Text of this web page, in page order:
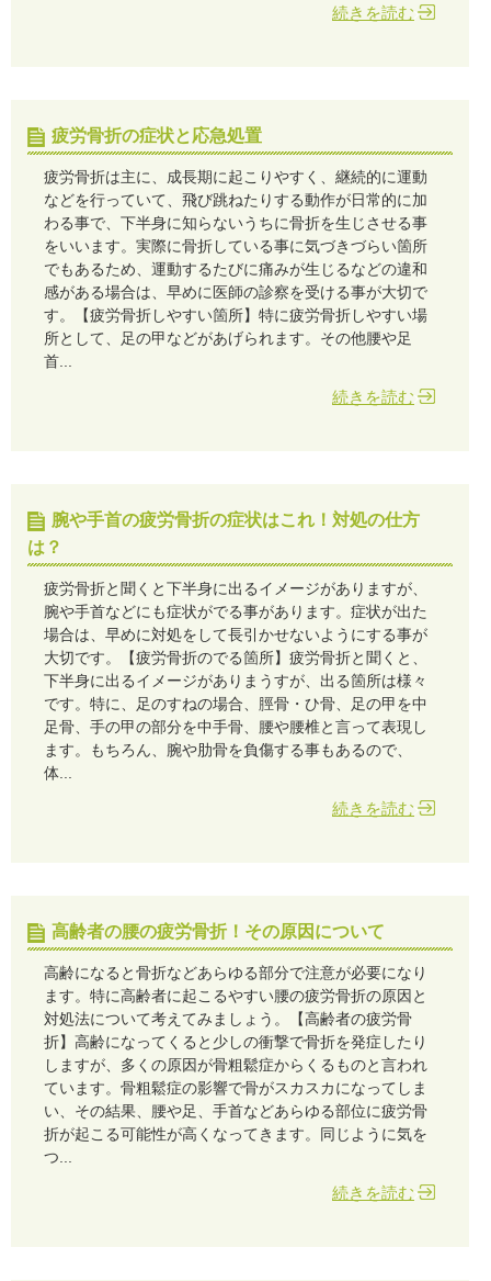
続きを読む
疲労骨折の症状と応急処置
疲労骨折は主に、成長期に起こりやすく、継続的に運動
などを行っていて、飛び跳ねたりする動作が日常的に加
わる事で、下半身に知らないうちに骨折を生じさせる事
をいいます。実際に骨折している事に気づきづらい箇所
でもあるため、運動するたびに痛みが生じるなどの違和
感がある場合は、早めに医師の診察を受ける事が大切で
す。【疲労骨折しやすい箇所】特に疲労骨折しやすい場
所として、足の甲などがあげられます。その他腰や足
首...
続きを読む
腕や手首の疲労骨折の症状はこれ！対処の仕方
は？
疲労骨折と聞くと下半身に出るイメージがありますが、
腕や手首などにも症状がでる事があります。症状が出た
場合は、早めに対処をして長引かせないようにする事が
大切です。【疲労骨折のでる箇所】疲労骨折と聞くと、
下半身に出るイメージがありまうすが、出る箇所は様々
です。特に、足のすねの場合、脛骨・ひ骨、足の甲を中
足骨、手の甲の部分を中手骨、腰や腰椎と言って表現し
ます。もちろん、腕や肋骨を負傷する事もあるので、
体...
続きを読む
高齢者の腰の疲労骨折！その原因について
高齢になると骨折などあらゆる部分で注意が必要になり
ます。特に高齢者に起こるやすい腰の疲労骨折の原因と
対処法について考えてみましょう。【高齢者の疲労骨
折】高齢になってくると少しの衝撃で骨折を発症したり
しますが、多くの原因が骨粗鬆症からくるものと言われ
ています。骨粗鬆症の影響で骨がスカスカになってしま
い、その結果、腰や足、手首などあらゆる部位に疲労骨
折が起こる可能性が高くなってきます。同じように気を
つ...
続きを読む